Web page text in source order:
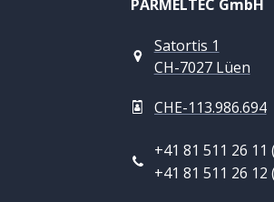
PARMELTEC GmbH
Satortis 1
CH-7027 Lüen
CHE-113.986.694
+41 81 511 26
+41 81 511 26 12